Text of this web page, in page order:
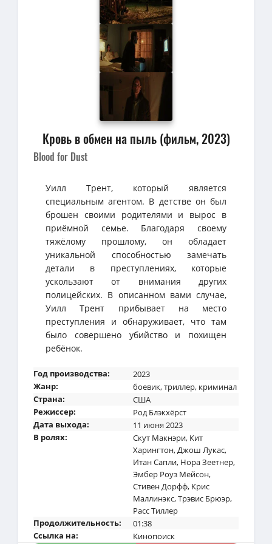
Кровь в обмен на пыль (фильм, 2023)
Blood for Dust
Уилл Трент, который является
специальным агентом. В детстве он был
брошен своими родителями и вырос в
приёмной семье. Благодаря своему
тяжёлому прошлому, он обладает
уникальной способностью замечать
детали в преступлениях, которые
ускользают от внимания других
полицейских. В описанном вами случае,
Уилл Трент прибывает на место
преступления и обнаруживает, что там
было совершено убийство и похищен
ребёнок.
Год производства:
2023
Жанр:
боевик,триллер, криминал
Страна:
США
Режиссер:
Род Блэкхёрст
Дата выхода:
11 июня 2023
В ролях:
Скут Макнэри, Кит
Харингтон,Джош Лукас,
Итан Сапли, Нора Зеетнер,
Эмбер Роуз Мейсон,
Стивен Дорфф, Крис
Маллинэкс,Трэвис Брюэр,
Расс Тиллер
Продолжительность:
01:38
Ссылка на:
Кинопоиск